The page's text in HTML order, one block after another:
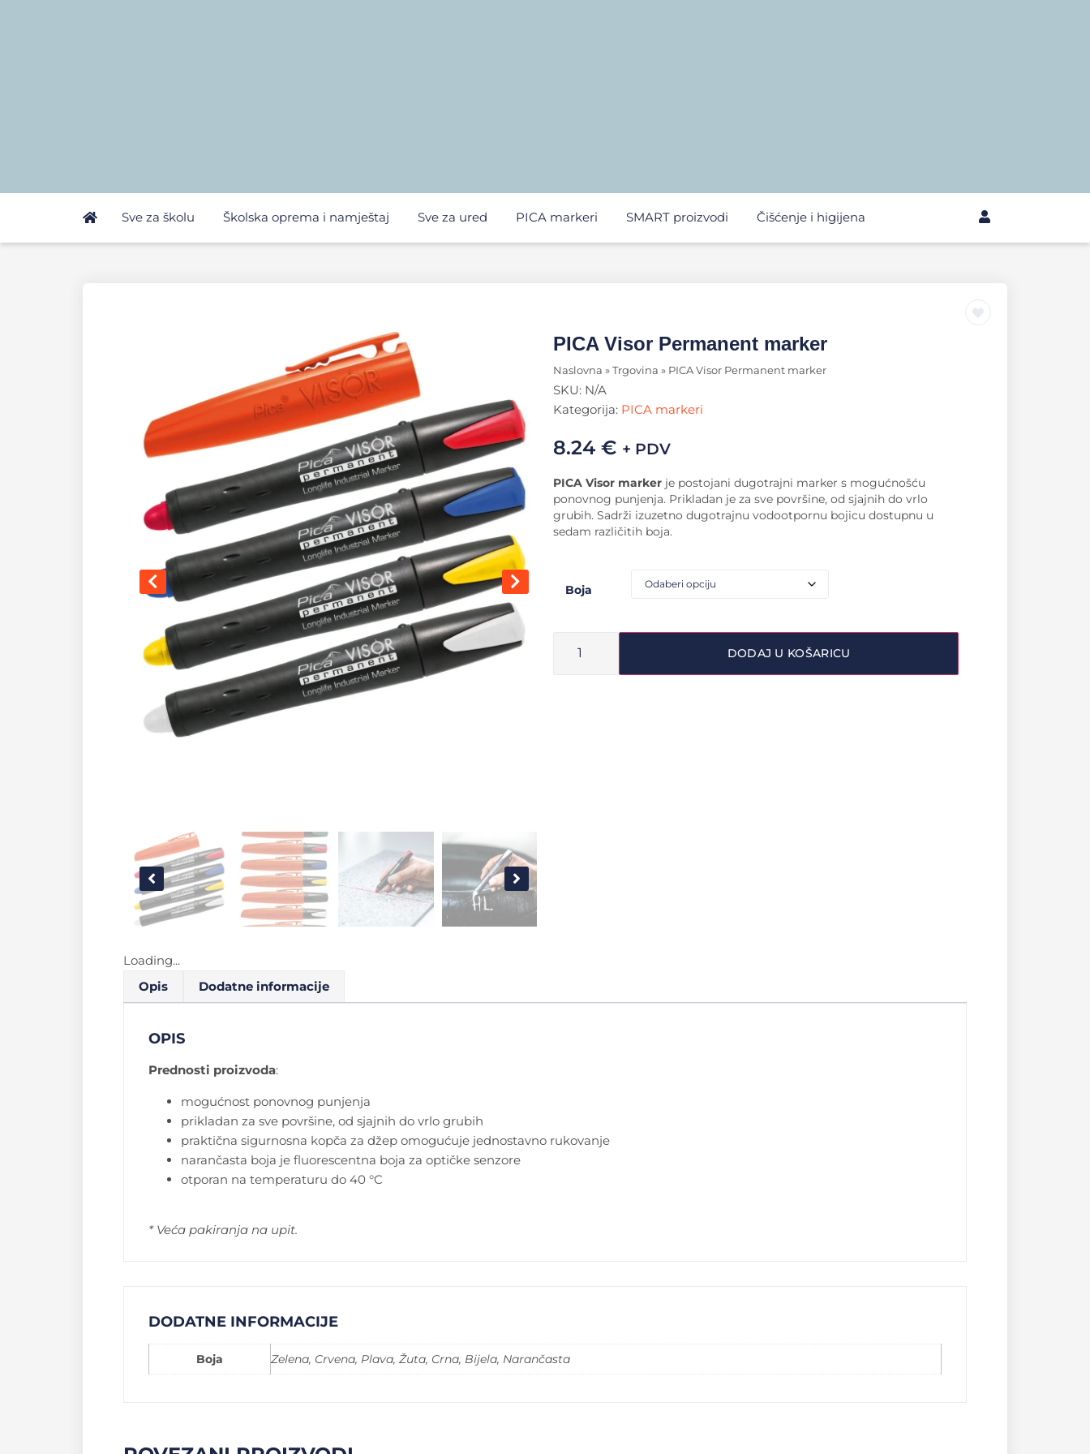
Sve za školu Školska oprema i namještaj Sve za ured PICA markeri SMART proizvodi Čišćenje i higijena
PICA Visor Permanent marker
Naslovna » Trgovina » PICA Visor Permanent marker
SKU: N/A
Kategorija: PICA markeri
8.24 € + PDV
PICA Visor marker je postojani dugotrajni marker s mogućnošću
ponovnog punjenja. Prikladan je za sve površine, od sjajnih do vrlo
grubih. Sadrži izuzetno dugotrajnu vodootpornu bojicu dostupnu u
sedam različitih boja.
Boja
DODAJ U KOŠARICU
Loading...
Opis
Dodatne informacije
OPIS
Prednosti proizvoda:
mogućnost ponovnog punjenja
prikladan za sve površine, od sjajnih do vrlo grubih
praktična sigurnosna kopča za džep omogućuje jednostavno rukovanje
narančasta boja je fluorescentna boja za optičke senzore
otporan na temperaturu do 40 °C
* Veća pakiranja na upit.
DODATNE INFORMACIJE
Boja Zelena, Crvena, Plava, Žuta, Crna, Bijela, Narančasta